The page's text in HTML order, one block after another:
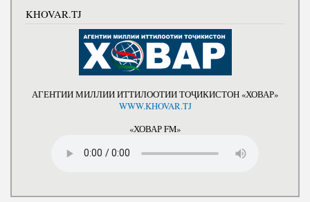
KHOVAR.TJ
АГЕНТИИ МИЛЛИИ ИТТИЛООТИИ ТОҶИКИСТОН «ХОВАР»
WWW.KHOVAR.TJ
«ХОВАР FM»